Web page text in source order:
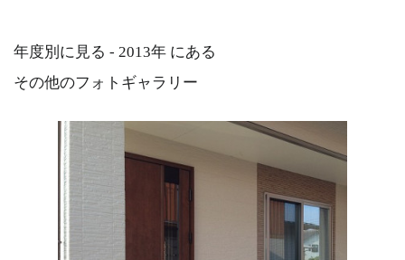
年度別に見る - 2013年 にある
その他のフォトギャラリー